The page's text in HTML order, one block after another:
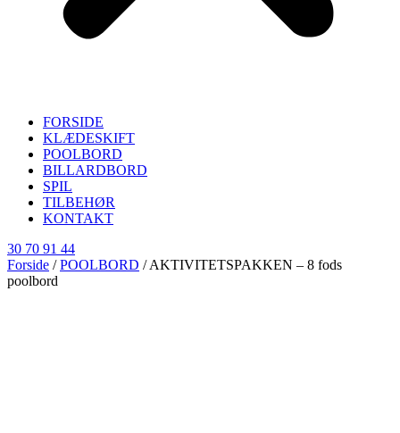
FORSIDE
KLÆDESKIFT
POOLBORD
BILLARDBORD
SPIL
TILBEHØR
KONTAKT
30 70 91 44
Forside /POOLBORD / AKTIVITETSPAKKEN – 8 fods
poolbord